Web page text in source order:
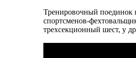
Тренировочный поединок
спортсменов-
трехсекционный шест, у